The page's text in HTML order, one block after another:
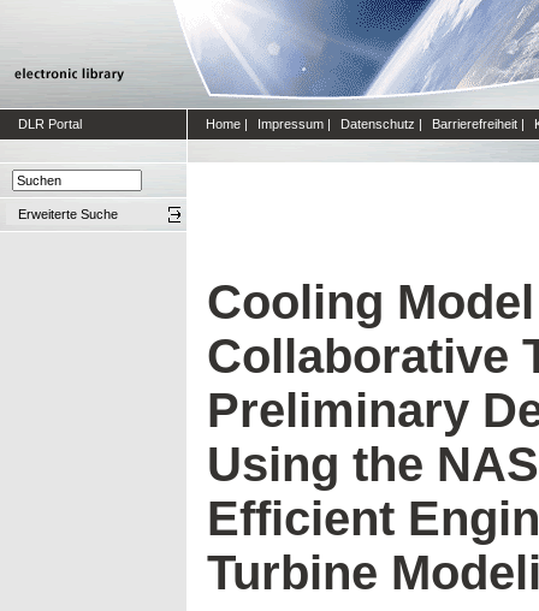
DLR Portal Home | Impressum | Datenschutz | Barrierefreiheit |
Erweiterte Suche
Cooling
Collaborative
Preliminary
Using the
Efficient
Turbine